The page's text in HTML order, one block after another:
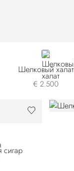
BLUE
Шелковый халат
€ 2.500